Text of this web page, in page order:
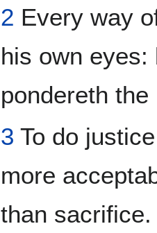
2 Every way
his own eyes:
pondereth the
3 To do
more
than sacrifice.